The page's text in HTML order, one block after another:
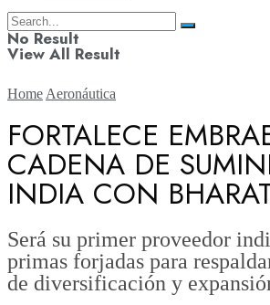
No Result
View All Result
Aerolíneas
Aeronáutica
Aeropuertos
Home Aeronáutica
FORTALECE
CADENA DE
INDIA CON
Será su primer proveedor
primas forjadas para
de diversificación y